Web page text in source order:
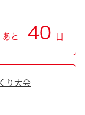
あと 40 日
り大会